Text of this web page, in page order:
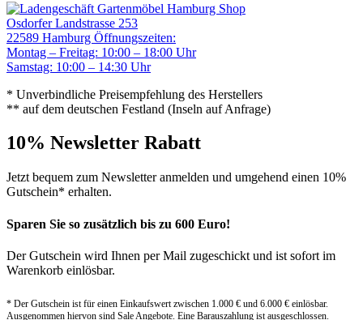
Gartenmöbel Hamburg Shop
Osdorfer Landstrasse 253
22589 Hamburg Öffnungszeiten:
Montag – Freitag: 10:00 – 18:00 Uhr
Samstag: 10:00 – 14:30 Uhr
* Unverbindliche Preisempfehlung des Herstellers
** auf dem deutschen Festland (Inseln auf Anfrage)
10% Newsletter Rabatt
Jetzt bequem zum Newsletter anmelden und umgehend einen 10%
Gutschein* erhalten.
Sparen Sie so zusätzlich bis zu 600 Euro!
Der Gutschein wird Ihnen per Mail zugeschickt und ist sofort im
Warenkorb einlösbar.
* Der Gutschein ist für einen Einkaufswert zwischen 1.000 € und 6.000 € einlösbar.
Ausgenommen hiervon sind Sale Angebote. Eine Barauszahlung ist ausgeschlossen.